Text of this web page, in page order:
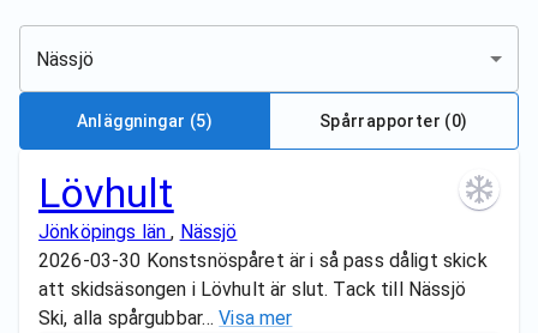
Nässjö
Anläggningar (5) Spårrapporter (0)
Lövhult
Jönköpings län, Nässjö
2026-03-30 Konstsnöspåret är i så pass dåligt skick
att skidsäsongen i Lövhult är slut. Tack till Nässjö
Ski, alla spårgubbar…Visa mer